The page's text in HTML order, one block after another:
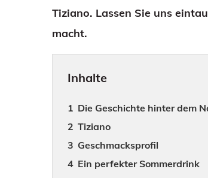
Tiziano. Lassen Sie uns
macht.
Inhalte
Die Geschichte hinter dem
Tiziano
Geschmacksprofil
Ein perfekter Sommerdrink